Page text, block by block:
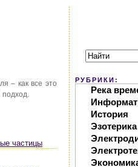
– как все это
частицы
РУБРИКИ:
Река
История
Эзотерика